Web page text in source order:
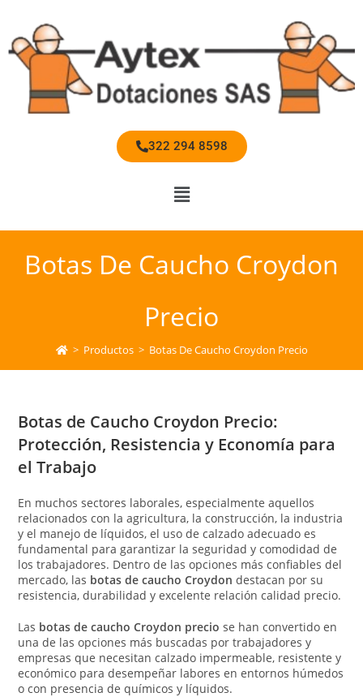
322 294 8598
Botas De Caucho Croydon
Precio
> Productos > Botas De Caucho Croydon Precio
Botas de Caucho Croydon Precio:
Protección, Resistencia y Economía para
el Trabajo
En muchos sectores laborales, especialmente aquellos
relacionados con la agricultura, la construcción, la industria
y el manejo de líquidos, el uso de calzado adecuado es
fundamental para garantizar la seguridad y comodidad de
los trabajadores. Dentro de las opciones más confiables del
mercado, las botas de caucho Croydon destacan por su
resistencia, durabilidad y excelente relación calidad precio.
Las botas de caucho Croydon precio se han convertido en
una de las opciones más buscadas por trabajadores y
empresas que necesitan calzado impermeable, resistente y
económico para desempeñar labores en entornos húmedos
o con presencia de químicos y líquidos.